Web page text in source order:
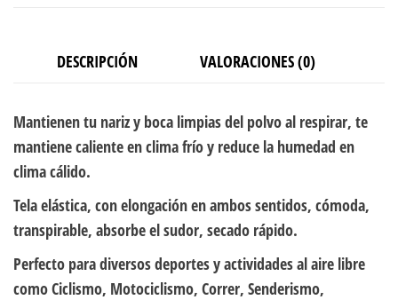
DESCRIPCIÓN VALORACIONES (0)
Mantienen tu nariz y boca limpias del polvo al respirar, te
mantiene caliente en clima frío y reduce la humedad en
clima cálido.
Tela elástica, con elongación en ambos sentidos, cómoda,
transpirable, absorbe el sudor, secado rápido.
Perfecto para diversos deportes y actividades al aire libre
como Ciclismo, Motociclismo, Correr, Senderismo,